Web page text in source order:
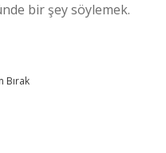
bir şey söylemek.
Bırak